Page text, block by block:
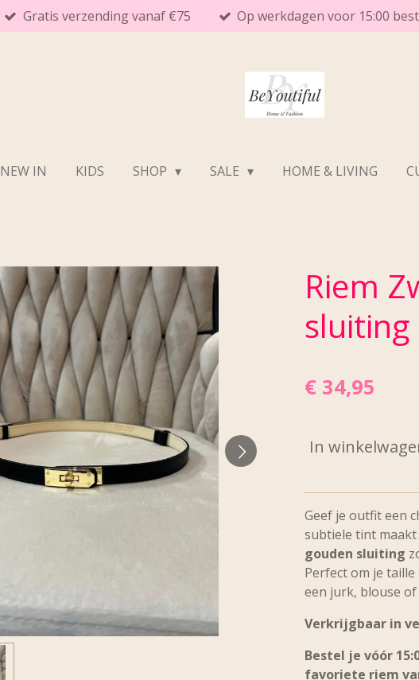
Gratis verzending vanaf €75 Op werkdagen voor 15:00
NEW IN KIDS SHOP SALE HOME & LIVING
Riem
sluiting
€ 34,95
In
Geef je outfit een
subtiele tint
gouden sluiting
Perfect om je
een jurk, blouse
Verkrijgbaar in
Bestel je vóór
favoriete riem